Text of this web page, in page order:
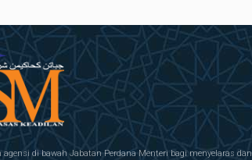
agensi di bawah Jabatan Perdana Menteri bagi menyelaras dan